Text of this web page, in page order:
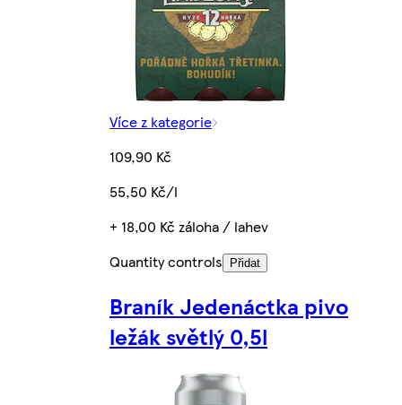
Více z kategorie
109,90 Kč
55,50 Kč/l
+ 18,00 Kč záloha / lahev
Quantity controls
Přidat
Braník Jedenáctka pivo
ležák světlý 0,5l